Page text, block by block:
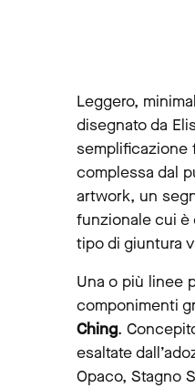
Leggero,
disegnato da
semplificazione
complessa dal
artwork, un
funzionale cui è
tipo di giuntura
Una o più linee
componimenti
Ching.
esaltate
Opaco, Stagno